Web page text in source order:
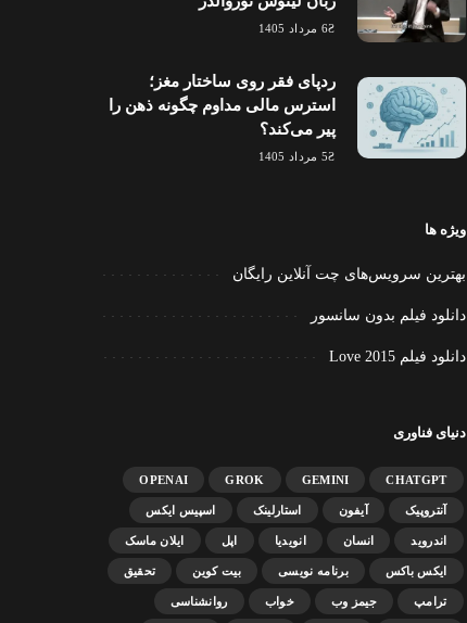
6 مرداد 1405
ردپای فقر روی ساختار مغز؛
استرس مالی مداوم چگونه ذهن را
پیر می‌کند؟
5 مرداد 1405
ویژه ها
بهترین سرویس‌های چت آنلاین رایگان
دانلود فیلم بدون سانسور
دانلود فیلم Love 2015
دنیای فناوری
CHATGPT
GEMINI
GROK
OPENAI
آنتروپیک آیفون استارلینک اسپیس ایکس
اندروید انسان انویدیا اپل ایلان ماسک
ایکس باکس برنامه نویسی بیت کوین تحقیق
ترامپ جیمز وب خواب روانشناسی